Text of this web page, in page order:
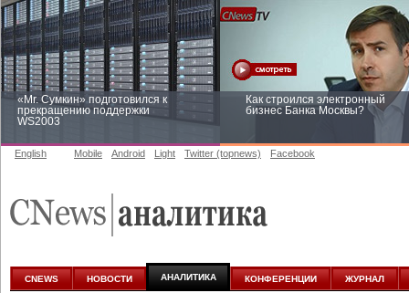
«Mr. Сумкин» подготовился к
прекращению поддержки
WS2003
Как строился электронный
бизнес Банка Москвы?
аналитике
English Mobile Android Light Twitter (topnews) Facebook
CNEWS НОВОСТИ АНАЛИТИКА КОНФЕРЕНЦИИ ЖУРНАЛ